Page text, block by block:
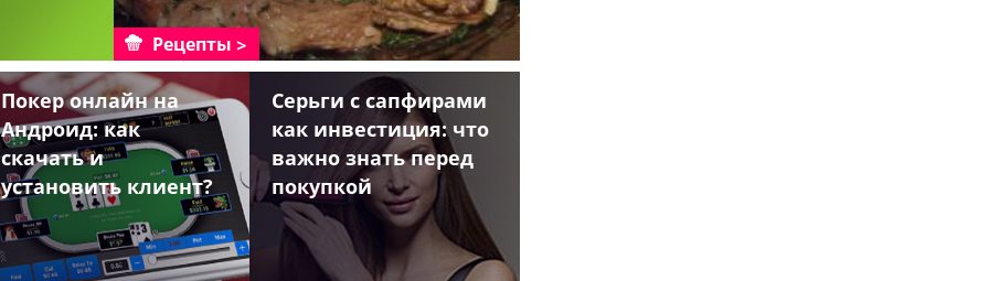
Рецепты
Покер онлайн на
Андроид: как
скачать и
установить клиент?
Серьги с сапфирами
как инвестиция: что
важно знать перед
покупкой